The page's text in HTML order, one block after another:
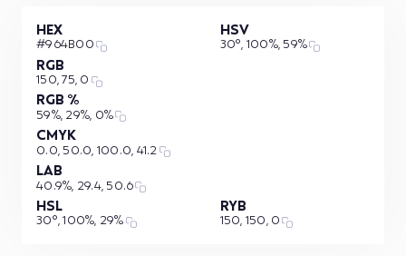
HEX
#964B00
RGB
150, 75, 0
RGB %
59%, 29%, 0%
CMYK
0.0, 50.0, 100.0, 41.2
LAB
40.9%, 29.4, 50.6
HSL
30°, 100%, 29%
HSV
30°, 100%, 59%
RYB
150, 150, 0